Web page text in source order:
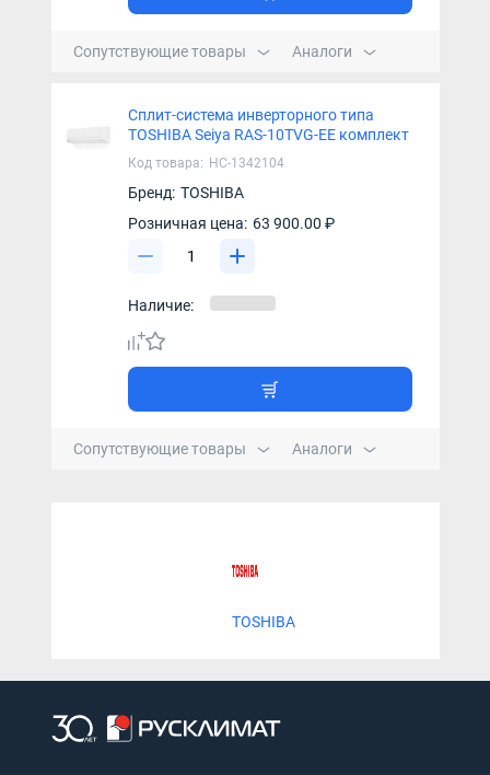
Сопутствующие товары Аналоги
Сплит-система инверторного типа
TOSHIBA Seiya RAS-10TVG-EE комплект
Код товара: НС-1342104
Бренд: TOSHIBA
Розничная цена: 63 900.00 ₽
Наличие:
Сопутствующие товары Аналоги
TOSHIBA